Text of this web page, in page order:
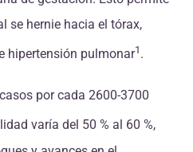
se hernie hacia el tórax,
hipertensión pulmonar1 .
por cada 2600-3700
varía del 50 % al 60 %,